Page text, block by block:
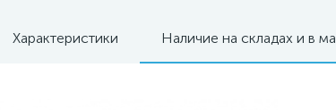
Характеристики Наличие на складах и в